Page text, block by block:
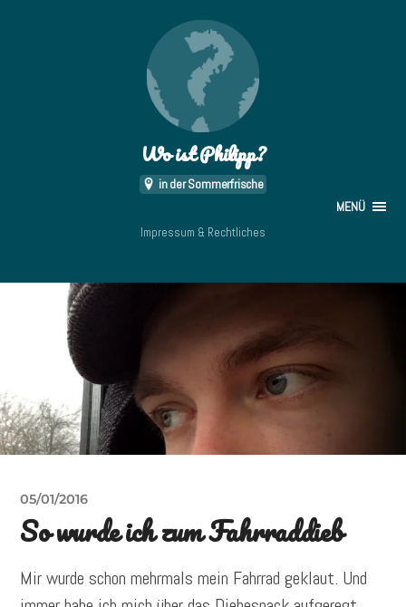
Wo ist Philipp?
in der Sommerfrische
MENÜ
Impressum & Rechtliches
05/01/2016
So wurde ich zum Fahrraddieb
Mir wurde schon mehrmals mein Fahrrad geklaut. Und